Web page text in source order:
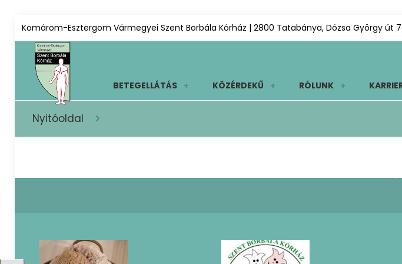
Komárom-Esztergom Vármegyei Szent Borbála Kórház | 2800 Tatabánya, Dózsa György út
BETEGELLÁTÁS KÖZÉRDEKŰ RÓLUNK
Nyitóoldal